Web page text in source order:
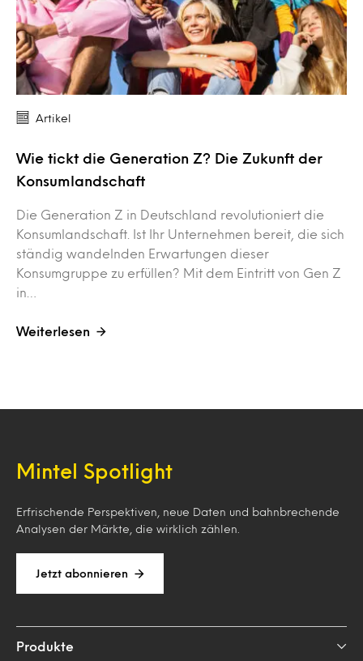
Artikel
Wie tickt die Generation Z? Die Zukunft der
Konsumlandschaft
Die Generation Z in Deutschland revolutioniert die
Konsumlandschaft. Ist Ihr Unternehmen bereit, die sich
ständig wandelnden Erwartungen dieser
Konsumgruppe zu erfüllen? Mit dem Eintritt von Gen Z
in…
Weiterlesen
Mintel Spotlight
Erfrischende Perspektiven, neue Daten und bahnbrechende
Analysen der Märkte, die wirklich zählen.
Jetzt abonnieren
Produkte